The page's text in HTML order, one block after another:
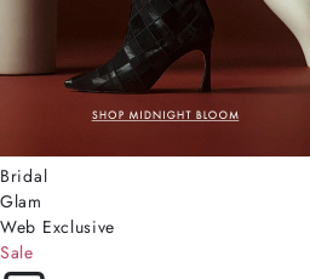
Bridal
Glam
Web Exclusive
Sale